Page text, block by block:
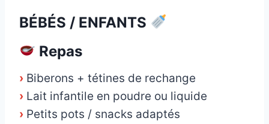
BÉBÉS / ENFANTS
Repas
› Biberons + tétines de rechange
› Lait infantile en poudre ou liquide
› Petits pots / snacks adaptés